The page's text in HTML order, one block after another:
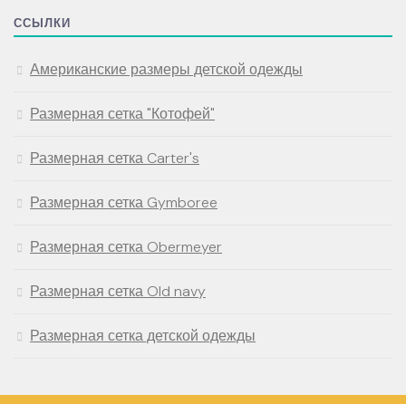
ССЫЛКИ
Американские размеры детской одежды
Размерная сетка "Котофей"
Размерная сетка Carter's
Размерная сетка Gymboree
Размерная сетка Obermeyer
Размерная сетка Old navy
Размерная сетка детской одежды